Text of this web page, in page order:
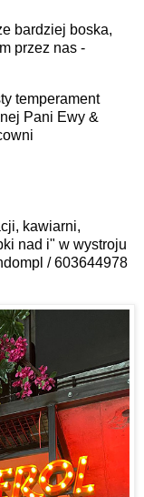
bardziej boska,
przez nas -
temperament
Pani Ewy &
kawiarni,
nad i" w wystroju
/ 603644978